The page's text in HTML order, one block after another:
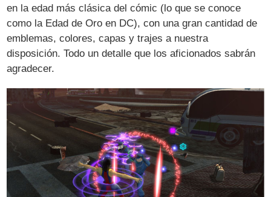
en la edad más clásica del cómic (lo que se conoce
como la Edad de Oro en DC), con una gran cantidad de
emblemas, colores, capas y trajes a nuestra
disposición. Todo un detalle que los aficionados sabrán
agradecer.